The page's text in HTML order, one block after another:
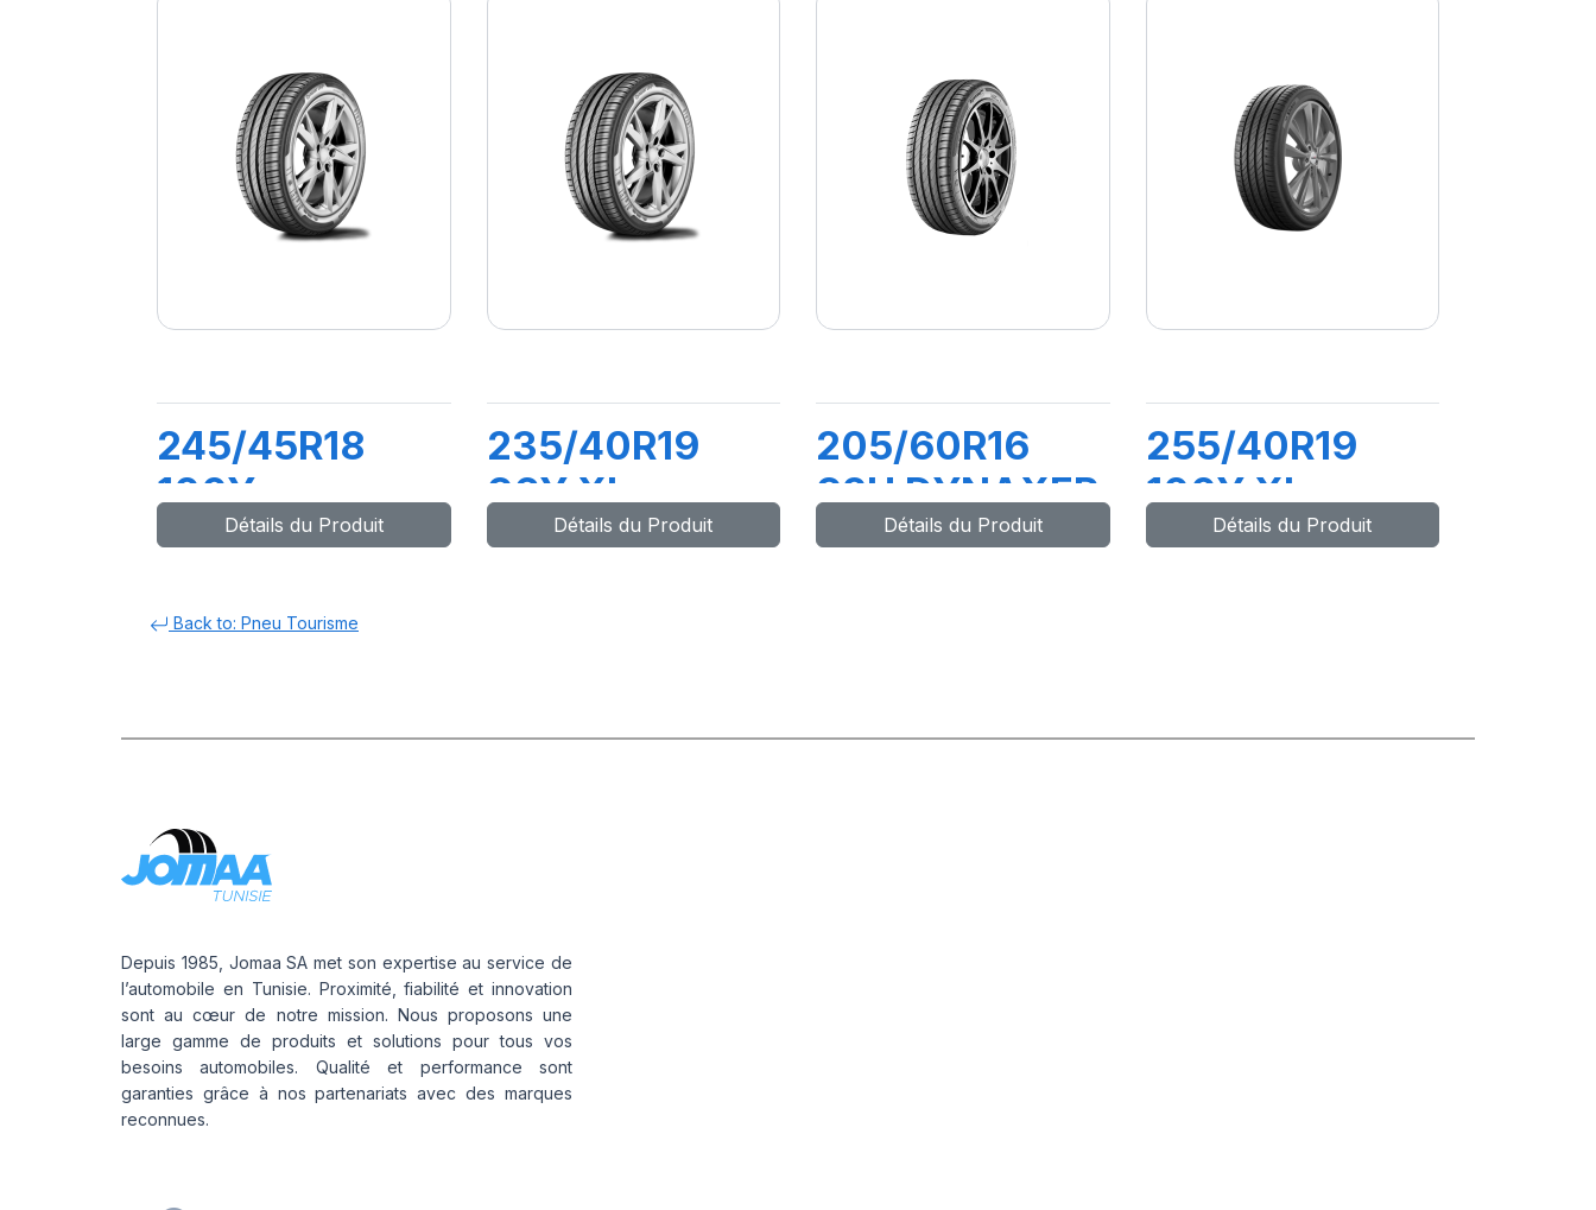
245/45R18
100Y
DYNAXER UHP
Détails du Produit
235/40R19
96Y XL
DYNAXER UHP
Détails du Produit
205/60R16
92H DYNAXER
HP4Détails du Produit
255/40R19
100Y XL
DYNAXER HP5
Détails du Produit
Back to: Pneu Tourisme
Depuis 1985, Jomaa SA met son expertise au service de
l’automobile en Tunisie. Proximité, fiabilité et innovation
sont au cœur de notre mission. Nous proposons une
large gamme de produits et solutions pour tous vos
besoins automobiles. Qualité et performance sont
garanties grâce à nos partenariats avec des marques
reconnues.